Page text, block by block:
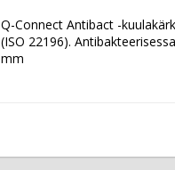
Q-Connect Antibact -
(ISO 22196).
mm